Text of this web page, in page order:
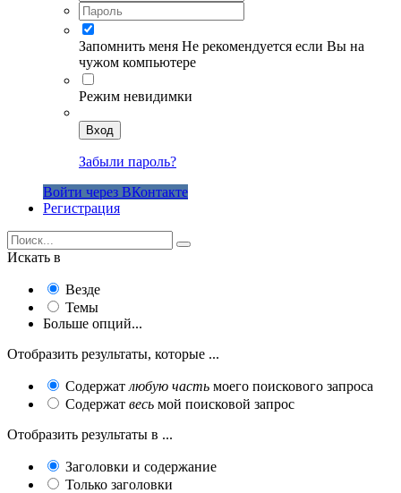
Запомнить меня Не рекомендуется если Вы на
чужом компьютере
Режим невидимки
Вход
Забыли пароль?
Войти через ВКонтакте
Регистрация
Искать в
Везде
Темы
Больше опций...
Отобразить результаты, которые ...
Содержат любую часть моего поискового запроса
Содержат весь мой поисковой запрос
Отобразить результаты в ...
Заголовки и содержание
Только заголовки